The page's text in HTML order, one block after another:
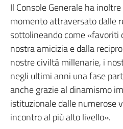
Il Console Generale ha
momento attraversato dalle
sottolineando come «favoriti
nostra amicizia e dalla
nostre civiltà millenarie, i
negli ultimi anni una fase
anche grazie al dinamismo
istituzionale dalle numerose
incontro al più alto livello».